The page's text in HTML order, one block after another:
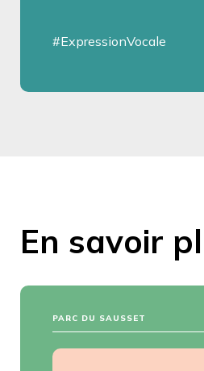
#ExpressionVocale
En savoir
PARC DU SAUSSET